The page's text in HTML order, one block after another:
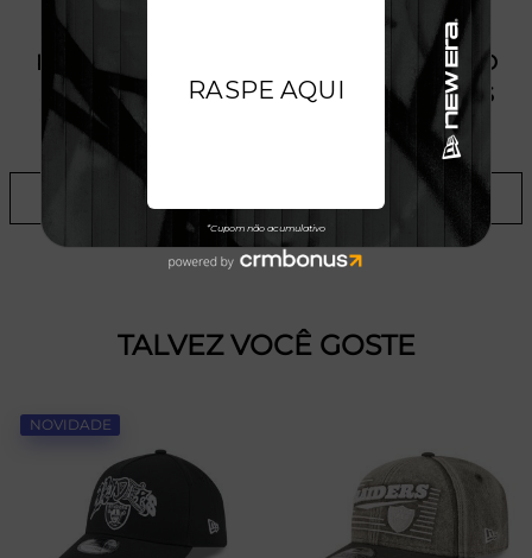
PRODUTO SEM ESTOQUE DÍSPONÍVEL NO
SITE, CONSULTE A DISPONIBILIDADE NAS
ADICIONAR A LISTA DE DESEJOS
TALVEZ VOCÊ GOSTE
NOVIDADE